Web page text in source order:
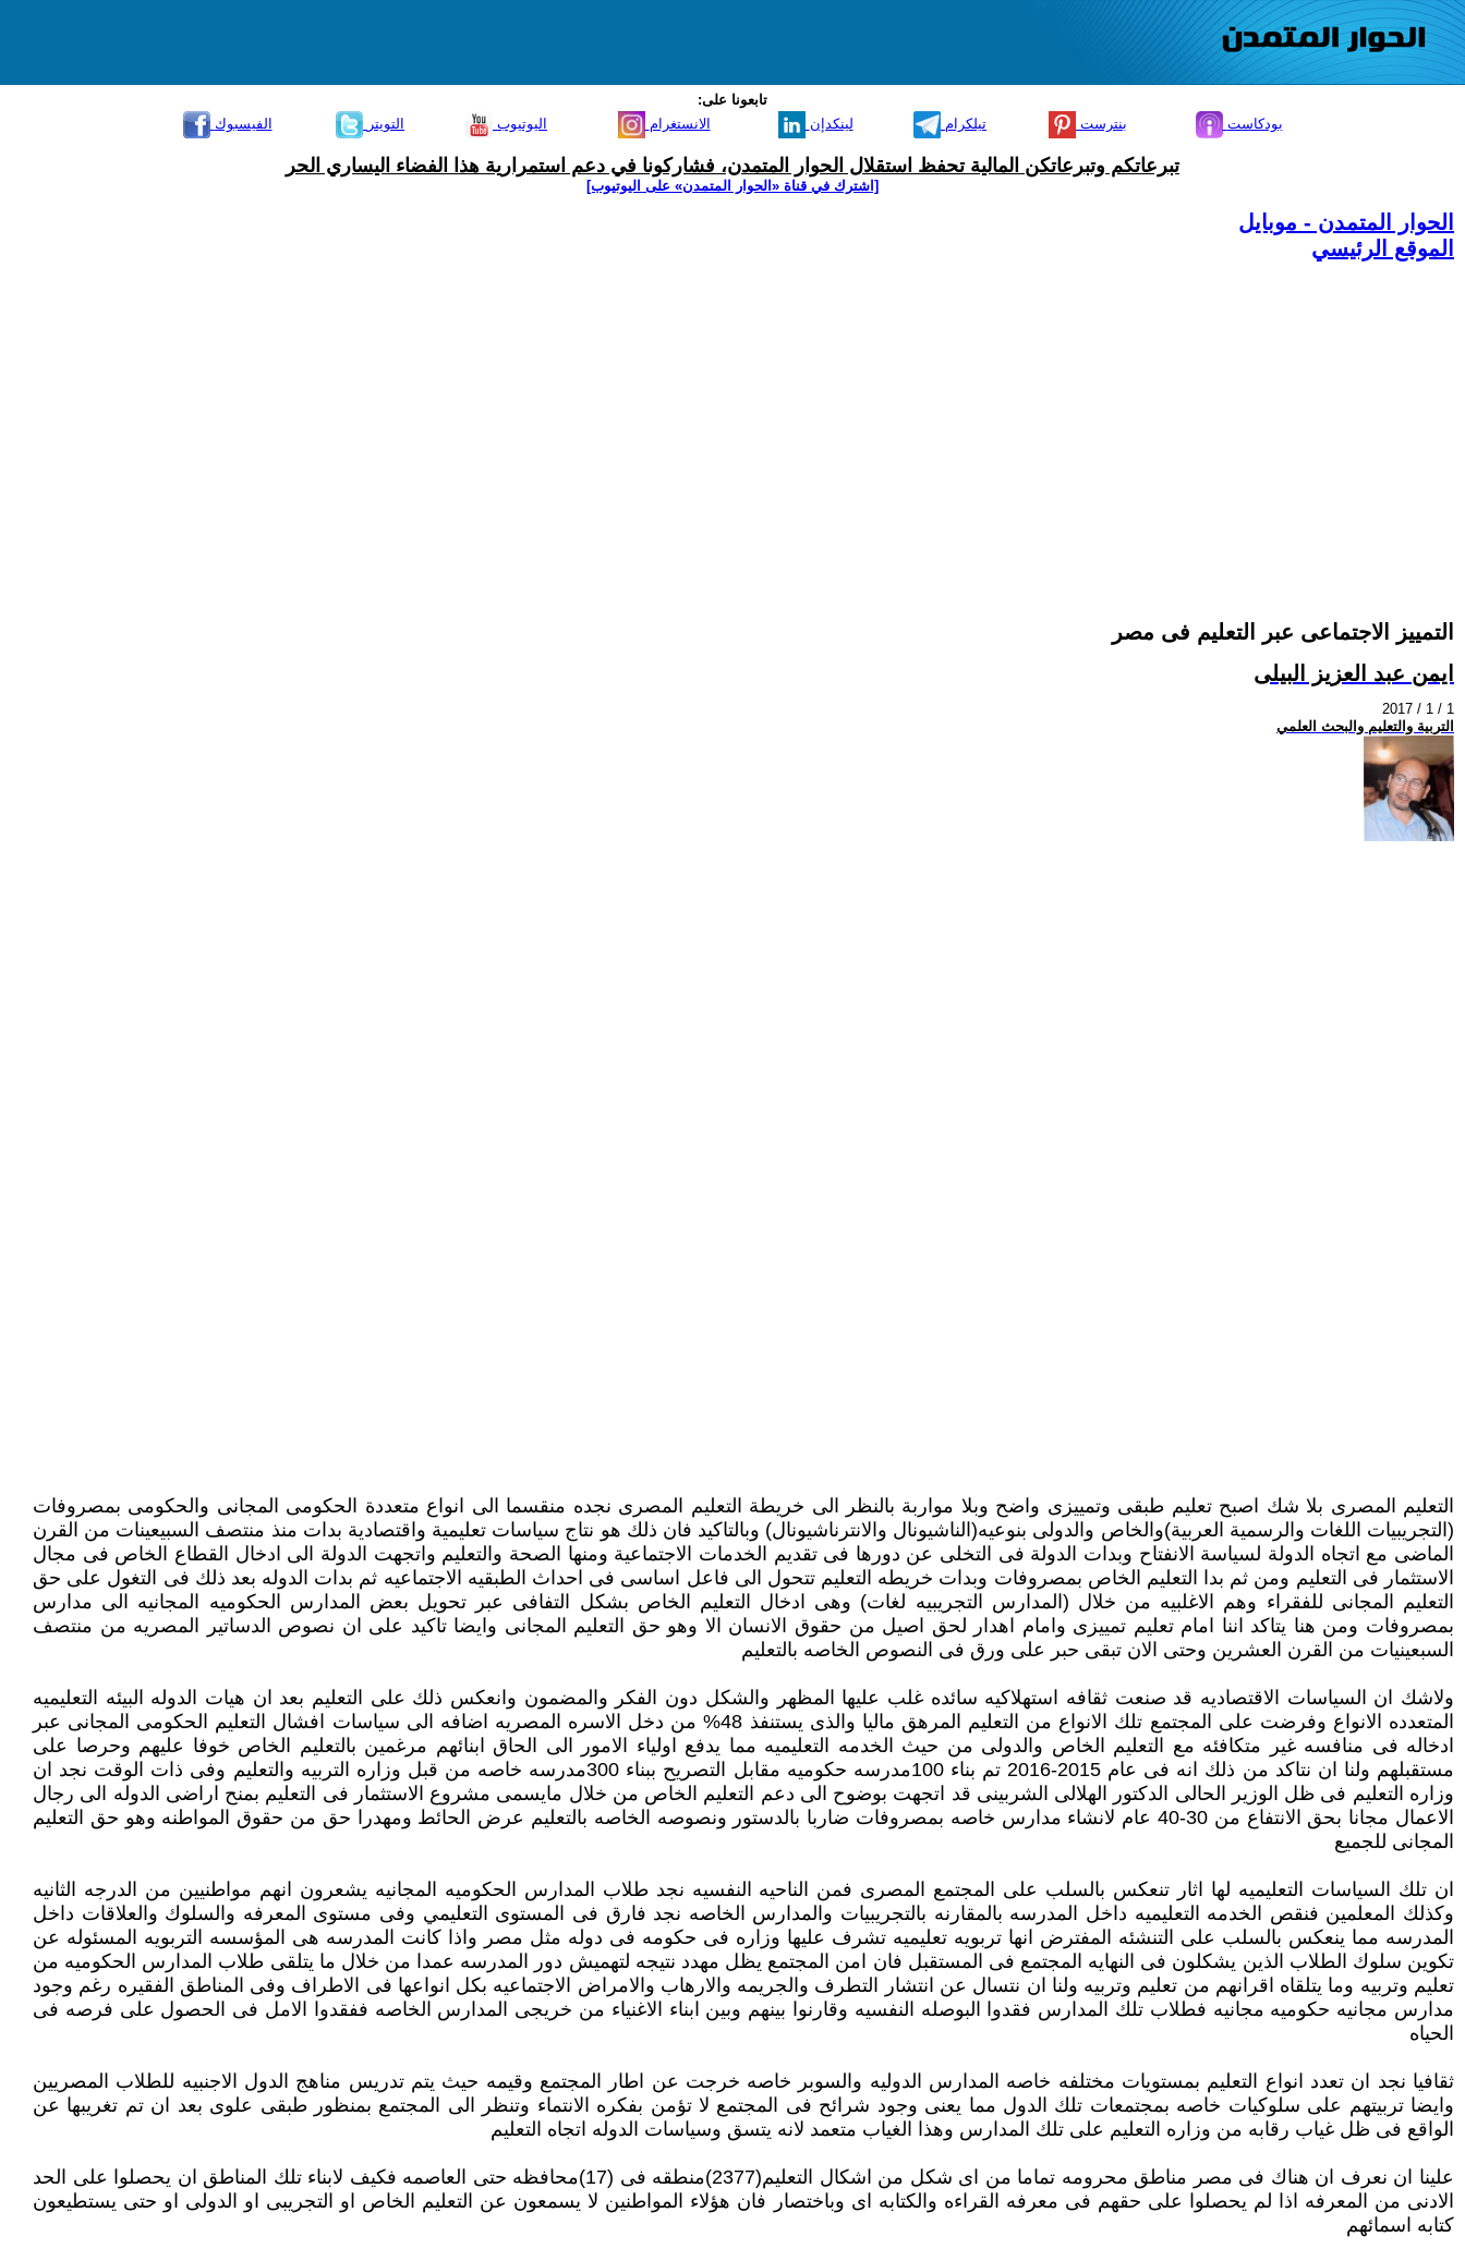
تابعونا على:
الفيسبوك
التويتر اليوتيوب الانستغرام لينكدإن تيلكرام بنترست بودكاست
تبرعاتكم وتبرعاتكن المالية تحفظ استقلال الحوار المتمدن، فشاركونا في دعم استمرارية هذا الفضاء اليساري الحر
[اشترك في قناة ‫«الحوار المتمدن» على اليوتيوب]
الحوار المتمدن - موبايل
الموقع الرئيسي
التمييز الاجتماعى عبر التعليم فى مصر
ايمن عبد العزيز البيلى
2017 / 1 / 1
التربية والتعليم والبحث العلمي
التعليم المصرى بلا شك اصبح تعليم طبقى وتمييزى واضح وبلا مواربة بالنظر الى خريطة التعليم المصرى نجده منقسما الى انواع متعددة الحكومى المجانى والحكومى بمصروفات
(التجريبيات اللغات والرسمية العربية)والخاص والدولى بنوعيه(الناشيونال والانترناشيونال) وبالتاكيد فان ذلك هو نتاج سياسات تعليمية واقتصادية بدات منذ منتصف السبيعينات من القرن
الماضى مع اتجاه الدولة لسياسة الانفتاح وبدات الدولة فى التخلى عن دورها فى تقديم الخدمات الاجتماعية ومنها الصحة والتعليم واتجهت الدولة الى ادخال القطاع الخاص فى مجال
الاستثمار فى التعليم ومن ثم بدا التعليم الخاص بمصروفات وبدات خريطه التعليم تتحول الى فاعل اساسى فى احداث الطبقيه الاجتماعيه ثم بدات الدوله بعد ذلك فى التغول على حق
التعليم المجانى للفقراء وهم الاغلبيه من خلال (المدارس التجريبيه لغات) وهى ادخال التعليم الخاص بشكل التفافى عبر تحويل بعض المدارس الحكوميه المجانيه الى مدارس
بمصروفات ومن هنا يتاكد اننا امام تعليم تمييزى وامام اهدار لحق اصيل من حقوق الانسان الا وهو حق التعليم المجانى وايضا تاكيد على ان نصوص الدساتير المصريه من منتصف
السبعينيات من القرن العشرين وحتى الان تبقى حبر على ورق فى النصوص الخاصه بالتعليم
ولاشك ان السياسات الاقتصاديه قد صنعت ثقافه استهلاكيه سائده غلب عليها المظهر والشكل دون الفكر والمضمون وانعكس ذلك على التعليم بعد ان هيات الدوله البيئه التعليميه
المتعدده الانواع وفرضت على المجتمع تلك الانواع من التعليم المرهق ماليا والذى يستنفذ 48% من دخل الاسره المصريه اضافه الى سياسات افشال التعليم الحكومى المجانى عبر
ادخاله فى منافسه غير متكافئه مع التعليم الخاص والدولى من حيث الخدمه التعليميه مما يدفع اولياء الامور الى الحاق ابنائهم مرغمين بالتعليم الخاص خوفا عليهم وحرصا على
مستقبلهم ولنا ان نتاكد من ذلك انه فى عام 2015-2016 تم بناء 100مدرسه حكوميه مقابل التصريح ببناء 300مدرسه خاصه من قبل وزاره التربيه والتعليم وفى ذات الوقت نجد ان
وزاره التعليم فى ظل الوزير الحالى الدكتور الهلالى الشربينى قد اتجهت بوضوح الى دعم التعليم الخاص من خلال مايسمى مشروع الاستثمار فى التعليم بمنح اراضى الدوله الى رجال
الاعمال مجانا بحق الانتفاع من 30-40 عام لانشاء مدارس خاصه بمصروفات ضاربا بالدستور ونصوصه الخاصه بالتعليم عرض الحائط ومهدرا حق من حقوق المواطنه وهو حق التعليم
المجانى للجميع
ان تلك السياسات التعليميه لها اثار تنعكس بالسلب على المجتمع المصرى فمن الناحيه النفسيه نجد طلاب المدارس الحكوميه المجانيه يشعرون انهم مواطنيين من الدرجه الثانيه
وكذلك المعلمين فنقص الخدمه التعليميه داخل المدرسه بالمقارنه بالتجريبيات والمدارس الخاصه نجد فارق فى المستوى التعليمي وفى مستوى المعرفه والسلوك والعلاقات داخل
المدرسه مما ينعكس بالسلب على التنشئه المفترض انها تربويه تعليميه تشرف عليها وزاره فى حكومه فى دوله مثل مصر واذا كانت المدرسه هى المؤسسه التربويه المسئوله عن
تكوين سلوك الطلاب الذين يشكلون فى النهايه المجتمع فى المستقبل فان امن المجتمع يظل مهدد نتيجه لتهميش دور المدرسه عمدا من خلال ما يتلقى طلاب المدارس الحكوميه من
تعليم وتربيه وما يتلقاه اقرانهم من تعليم وتربيه ولنا ان نتسال عن انتشار التطرف والجريمه والارهاب والامراض الاجتماعيه بكل انواعها فى الاطراف وفى المناطق الفقيره رغم وجود
مدارس مجانيه حكوميه مجانيه فطلاب تلك المدارس فقدوا البوصله النفسيه وقارنوا بينهم وبين ابناء الاغنياء من خريجى المدارس الخاصه ففقدوا الامل فى الحصول على فرصه فى
الحياه
ثقافيا نجد ان تعدد انواع التعليم بمستويات مختلفه خاصه المدارس الدوليه والسوبر خاصه خرجت عن اطار المجتمع وقيمه حيث يتم تدريس مناهج الدول الاجنبيه للطلاب المصريين
وايضا تربيتهم على سلوكيات خاصه بمجتمعات تلك الدول مما يعنى وجود شرائح فى المجتمع لا تؤمن بفكره الانتماء وتنظر الى المجتمع بمنظور طبقى علوى بعد ان تم تغريبها عن
الواقع فى ظل غياب رقابه من وزاره التعليم على تلك المدارس وهذا الغياب متعمد لانه يتسق وسياسات الدوله اتجاه التعليم
علينا ان نعرف ان هناك فى مصر مناطق محرومه تماما من اى شكل من اشكال التعليم(2377)منطقه فى (17)محافظه حتى العاصمه فكيف لابناء تلك المناطق ان يحصلوا على الحد
الادنى من المعرفه اذا لم يحصلوا على حقهم فى معرفه القراءه والكتابه اى وباختصار فان هؤلاء المواطنين لا يسمعون عن التعليم الخاص او التجريبى او الدولى او حتى يستطيعون
كتابه اسمائهم